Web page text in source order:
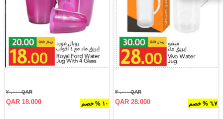
٦.٧ % خصم
QAR ٣٠.٠٠٠
QAR 28.000 ١٠ % خصم
QAR ٢٠.٠٠٠
QAR 18.000